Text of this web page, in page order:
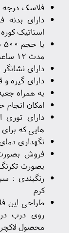
فلاسک درجه
دارای
استاتیک
مدت 12 ساعت
دارای
دارای گیره
به همراه
امکان انجام
دارای
هایی که
نگهداری
بصورت
رنگبندی :
کرم
طراحی این
روی درب
محصول